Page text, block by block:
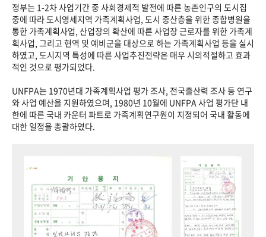
정부는 1-2차 사업기간 중 사회경제적 발전에 따른 농촌인구의 도시집
중에 따라 도시영세지역 가족계획사업, 도시 중산층을 위한 종합병원을
통한 가족계획사업, 산업장의 확산에 따른 사업장 근로자를 위한 가족계
획사업, 그리고 현역 및 예비군을 대상으로 하는 가족계획사업 등을 실시
하였고, 도시지역 특성에 따른 사업추진전략은 매우 시의적절하고 효과
적인 것으로 평가되었다.
UNFPA는 1970년대 가족계획사업 평가 조사, 전국출산력 조사 등 연구
와 사업 예산을 지원하였으며, 1980년 10월에 UNFPA 사업 평가단 내
한에 따른 국내 카운터 파트로 가족계획연구원이 지정되어 국내 활동에
대한 일정을 총괄하였다.